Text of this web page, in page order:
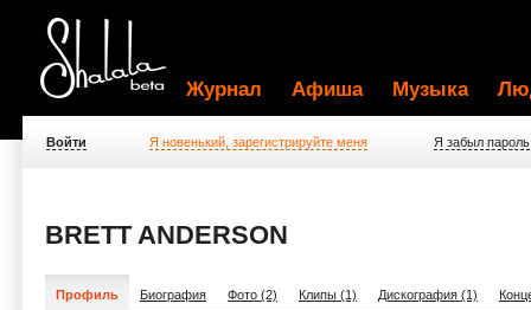
Журнал Афиша Музыка
Войти Я новенький, зарегистрируйте меня Я забыл пароль
BRETT ANDERSON
Профиль Биография Фото (2) Клипы (1) Дискография (1)